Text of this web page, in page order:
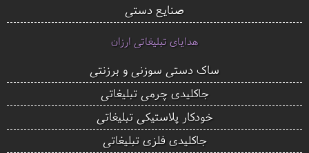
صنایع دستی
هدایای تبلیغاتی ارزان
ساک دستی سوزنی و برزنتی
جاکلیدی چرمی تبلیغاتی
خودکار پلاستیکی تبلیغاتی
جاکلیدی فلزی تبلیغاتی